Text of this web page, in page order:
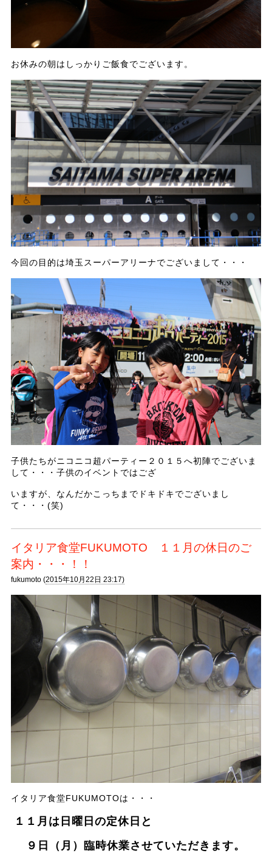
お休みの朝はしっかりご飯食でございます。
今回の目的は埼玉スーパーアリーナでございまして・・・
子供たちがニコニコ超パーティー２０１５へ初陣でございま
して・・・子供のイベントではござ
いますが、なんだかこっちまでドキドキでございまし
て・・・(笑)
イタリア食堂FUKUMOTO １１月の休日のご
案内・・・！！
fukumoto (2015年10月22日 23:17)
イタリア食堂FUKUMOTOは・・・
１１月は日曜日の定休日と
９日（月）臨時休業させていただきます。